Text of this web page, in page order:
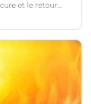
et le retour